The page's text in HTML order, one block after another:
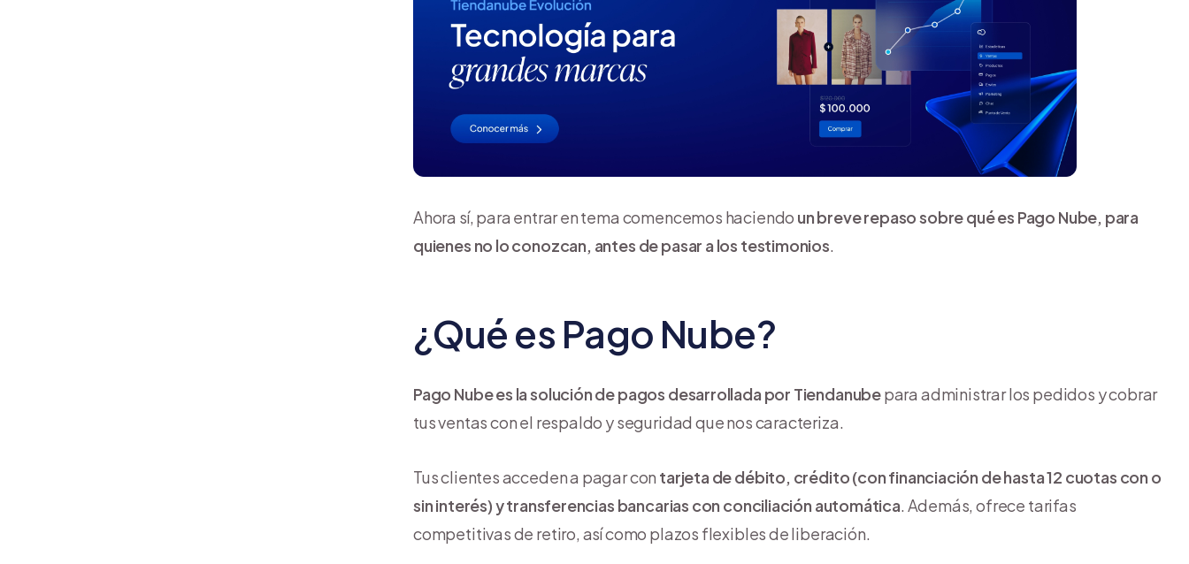
Ahora sí, para entrar en tema comencemos haciendo un breve repaso sobre qué es Pago Nube, para
quienes no lo conozcan, antes de pasar a los testimonios.
¿Qué es Pago Nube?
Pago Nube es la solución de pagos desarrollada por Tiendanubepara administrar los pedidos y cobrar
tus ventas con el respaldo y seguridad que nos caracteriza.
Tus clientes acceden a pagar con tarjeta de débito, crédito (con financiación de hasta 12 cuotas con o
sin interés) y transferencias bancarias con conciliación automática. Además, ofrece tarifas
competitivas de retiro, así como plazos flexibles de liberación.